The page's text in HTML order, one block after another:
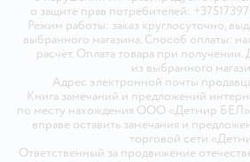
о защите прав потребителей:
Режим работы: заказ круглосуточно,
выбранного магазина. Способ оплаты:
расчёт. Оплата товара при получении.
из выбранного
Адрес электронной почты
Книга замечаний и предложений
по месту нахождения ООО «Детмир
вправе оставить замечания и
торговой сети
Ответственный за продвижение